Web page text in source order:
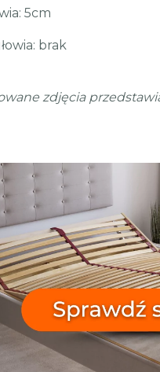
5cm
brak
zdjęcia